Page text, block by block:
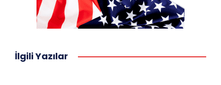
İlgili Yazılar